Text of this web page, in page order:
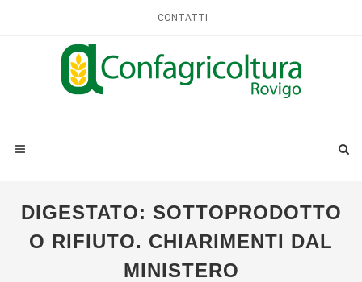
CONTATTI
DIGESTATO: SOTTOPRODOTTO
O RIFIUTO. CHIARIMENTI DAL
MINISTERO